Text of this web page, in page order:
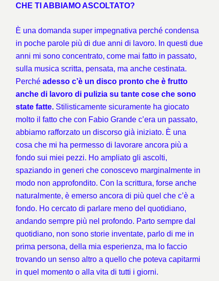
CHE TI ABBIAMO ASCOLTATO?
È una domanda super impegnativa perché condensa
in poche parole più di due anni di lavoro. In questi due
anni mi sono concentrato, come mai fatto in passato,
sulla musica scritta, pensata, ma anche cestinata.
Perché adesso c’è un disco pronto che è frutto
anche di lavoro di pulizia su tante cose che sono
state fatte. Stilisticamente sicuramente ha giocato
molto il fatto che con Fabio Grande c’era un passato,
abbiamo rafforzato un discorso già iniziato. È una
cosa che mi ha permesso di lavorare ancora più a
fondo sui miei pezzi. Ho ampliato gli ascolti,
spaziando in generi che conoscevo marginalmente in
modo non approfondito. Con la scrittura, forse anche
naturalmente, è emerso ancora di più quel che c’è a
fondo. Ho cercato di parlare meno del quotidiano,
andando sempre più nel profondo. Parto sempre dal
quotidiano, non sono storie inventate, parlo di me in
prima persona, della mia esperienza, ma lo faccio
trovando un senso altro a quello che poteva capitarmi
in quel momento o alla vita di tutti i giorni.